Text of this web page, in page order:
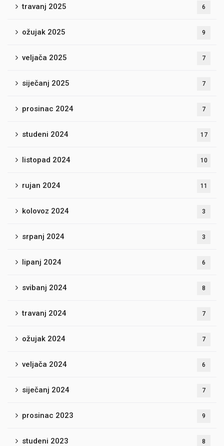
travanj 2025 6
ožujak 2025 9
veljača 2025 7
siječanj 2025 7
prosinac 2024 7
studeni 2024 17
listopad 2024 10
rujan 2024 11
kolovoz 2024 3
srpanj 2024 3
lipanj 2024 6
svibanj 2024 8
travanj 2024 7
ožujak 2024 7
veljača 2024 6
siječanj 2024 7
prosinac 2023 9
studeni 2023 8